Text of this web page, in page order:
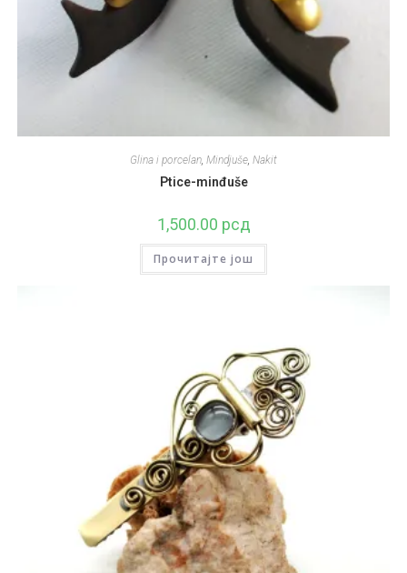
Glina i porcelan, Mindjuše, Nakit
Ptice-minđuše
1,500.00 рсд
Прочитајте још